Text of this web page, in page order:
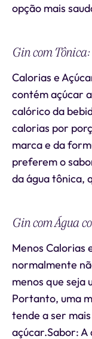
opção mais
Gin com Tônica:
Calorias e
contém açúcar
calórico da
calorias por
marca e da
preferem o
da água tônica,
Gin com Água
Menos Calorias
normalmente
menos que seja
Portanto, uma
tende a ser
açúcar.Sabor: A